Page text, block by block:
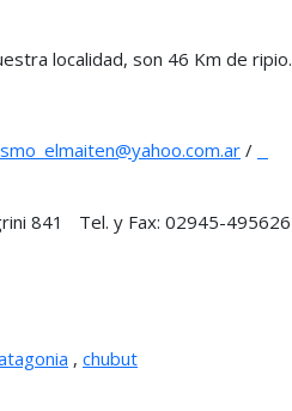
localidad, son 46 Km de ripio.
/
841 Tel. y Fax: 02945-495626
, chubut